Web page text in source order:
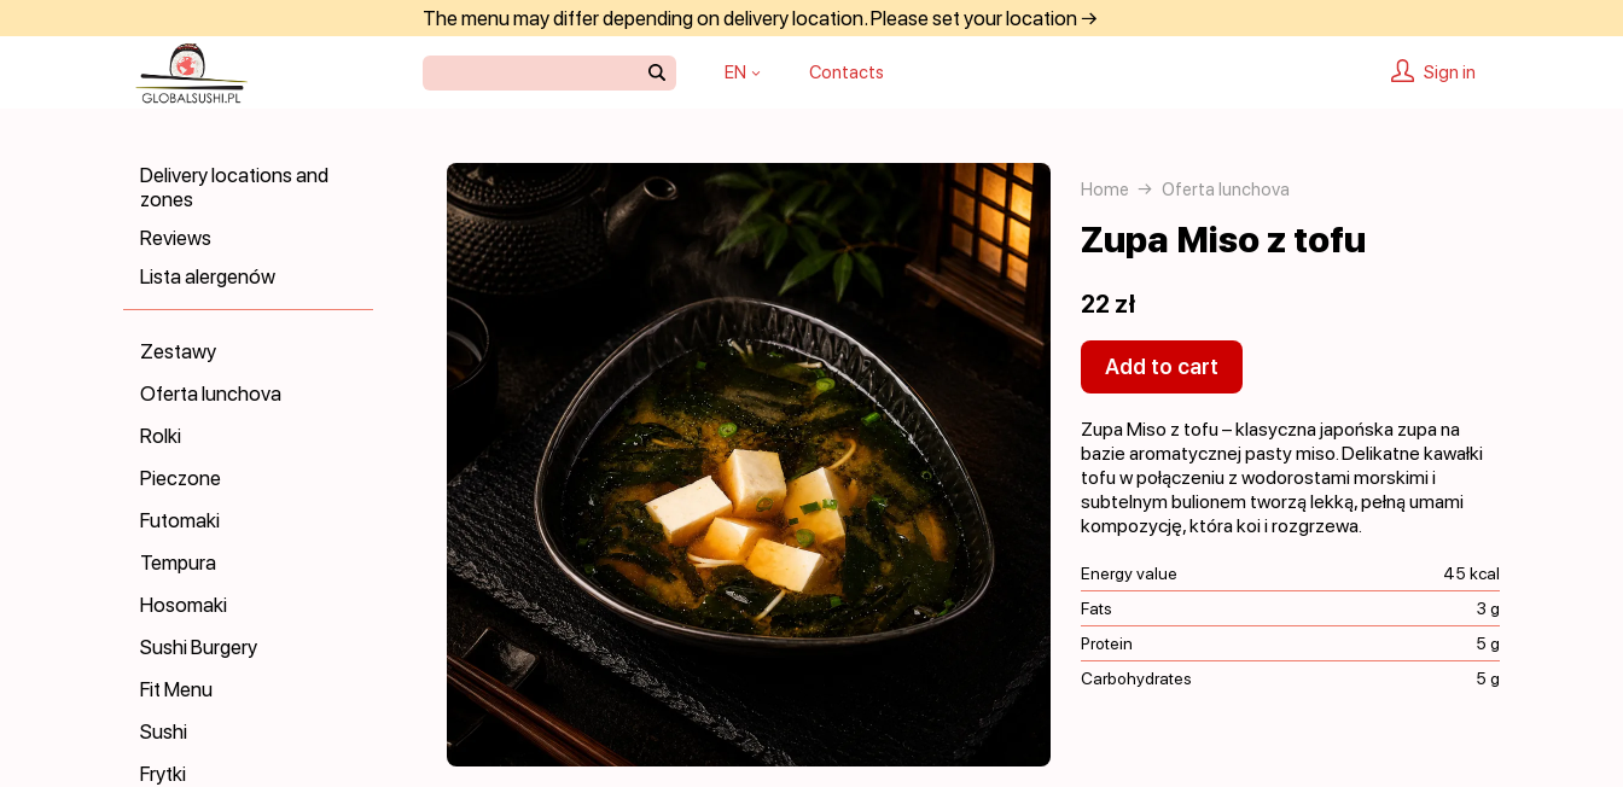
The menu may differ depending on delivery location. Please set your location →
EN Contacts Sign in
Delivery locations and
zones
Reviews
Lista alergenów
Zestawy
Oferta lunchova
Rolki
Pieczone
Futomaki
Tempura
Hosomaki
Sushi Burgery
Fit Menu
Sushi
Frytki
Home Oferta lunchova
Zupa Miso z tofu
22 zł
Add to cart
Zupa Miso z tofu – klasyczna japońska zupa na
bazie aromatycznej pasty miso. Delikatne kawałki
tofu w połączeniu z wodorostami morskimi i
subtelnym bulionem tworzą lekką, pełną umami
kompozycję, która koi i rozgrzewa.
Energy value
45 kcal
Fats
3 g
Protein
5 g
Carbohydrates
5 g